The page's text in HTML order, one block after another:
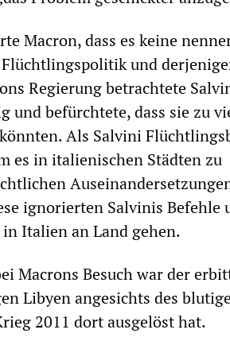
Macron, dass es keine
und
Regierung betrachtete
und befürchtete, dass sie zu
Als Salvini
es in italienischen Städten zu
ignorierten Salvinis Befehle
Italien an Land gehen.
Macrons Besuch war der
Libyen angesichts des
2011 dort ausgelöst hat.